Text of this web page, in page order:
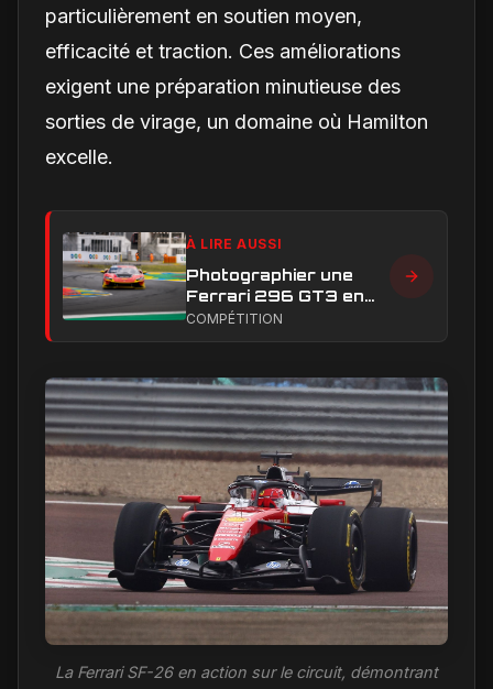
particulièrement en soutien moyen,
efficacité et traction. Ces améliorations
exigent une préparation minutieuse des
sorties de virage, un domaine où Hamilton
excelle.
À LIRE AUSSI
Photographier une
Ferrari 296 GT3 en
action : construire une
COMPÉTITION
La Ferrari SF-26 en action sur le circuit, démontrant